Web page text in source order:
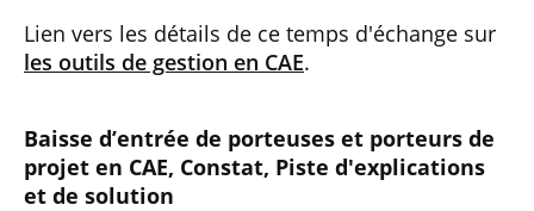
Lien vers les détails de ce temps d'échange sur
les outils de gestion en CAE.
Baisse d’entrée de porteuses et porteurs de
projet en CAE, Constat, Piste d'explications
et de solution